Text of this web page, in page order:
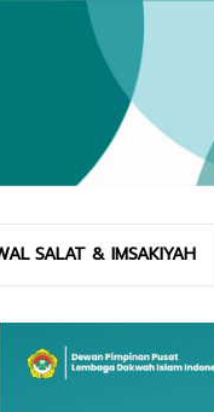
SALAT & IMSAKIYAH